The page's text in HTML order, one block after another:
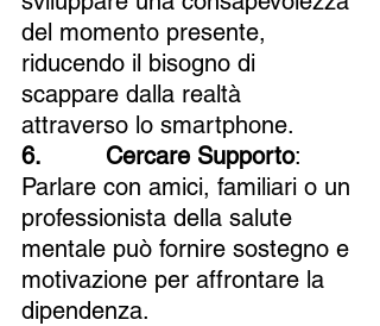
del momento presente,
riducendo il bisogno di
scappare dalla realtà
attraverso lo smartphone.
6.         Cercare Supporto:
Parlare con amici, familiari o un
professionista della salute
mentale può fornire sostegno e
motivazione per affrontare la
dipendenza.